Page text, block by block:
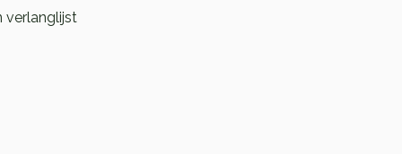
verlanglijst